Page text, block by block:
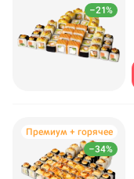
–21%
–34%
Премиум + горячее